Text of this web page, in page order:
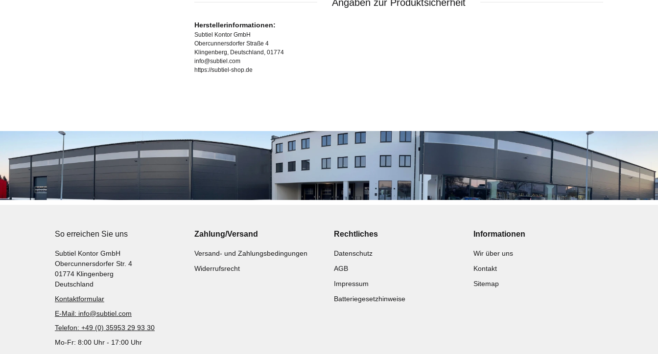
Angaben zur Produktsicherheit
Herstellerinformationen:
Subtiel Kontor GmbH
Obercunnersdorfer Straße 4
Klingenberg, Deutschland, 01774
info@subtiel.com
https://subtiel-shop.de
So erreichen Sie uns
Subtiel Kontor GmbH
Obercunnersdorfer Str. 4
01774 Klingenberg
Deutschland
Kontaktformular
E-Mail: info@subtiel.com
Telefon: +49 (0) 35953 29 93 30
Mo-Fr: 8:00 Uhr - 17:00 Uhr
Zahlung/Versand
Versand- und Zahlungsbedingungen
Widerrufsrecht
Rechtliches
Datenschutz
AGB
Impressum
Batteriegesetzhinweise
Informationen
Wir über uns
Kontakt
Sitemap